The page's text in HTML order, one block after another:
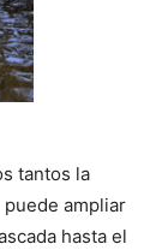
tantos la
ampliar
hasta el